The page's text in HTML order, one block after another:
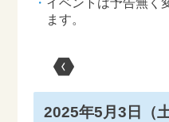
イベントは予告無く
ます。
2025年5月3日（土